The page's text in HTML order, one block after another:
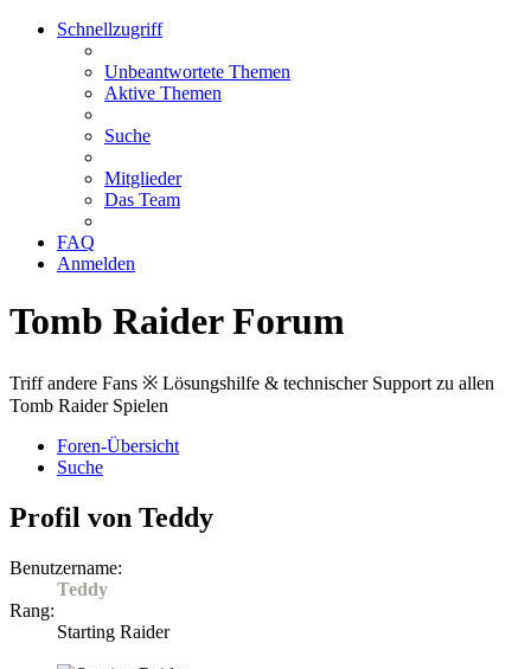
Schnellzugriff
Unbeantwortete Themen
Aktive Themen
Suche
Mitglieder
Das Team
FAQ
Anmelden
Tomb Raider Forum
Triff andere Fans ※ Lösungshilfe & technischer Support zu allen
Tomb Raider Spielen
Foren-Übersicht
Suche
Profil von Teddy
Benutzername:
Teddy
Rang:
Starting Raider